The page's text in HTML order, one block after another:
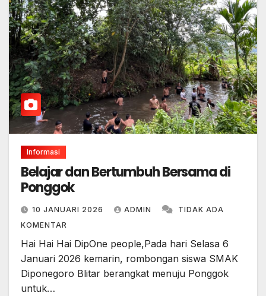
Informasi
Belajar dan Bertumbuh Bersama di
Ponggok
10 JANUARI 2026 ADMIN
TIDAK ADA
KOMENTAR
Hai Hai Hai DipOne people,Pada hari Selasa 6
Januari 2026 kemarin, rombongan siswa SMAK
Diponegoro Blitar berangkat menuju Ponggok
untuk…